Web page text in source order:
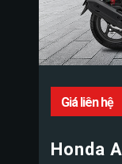
Giá liên hệ
Honda